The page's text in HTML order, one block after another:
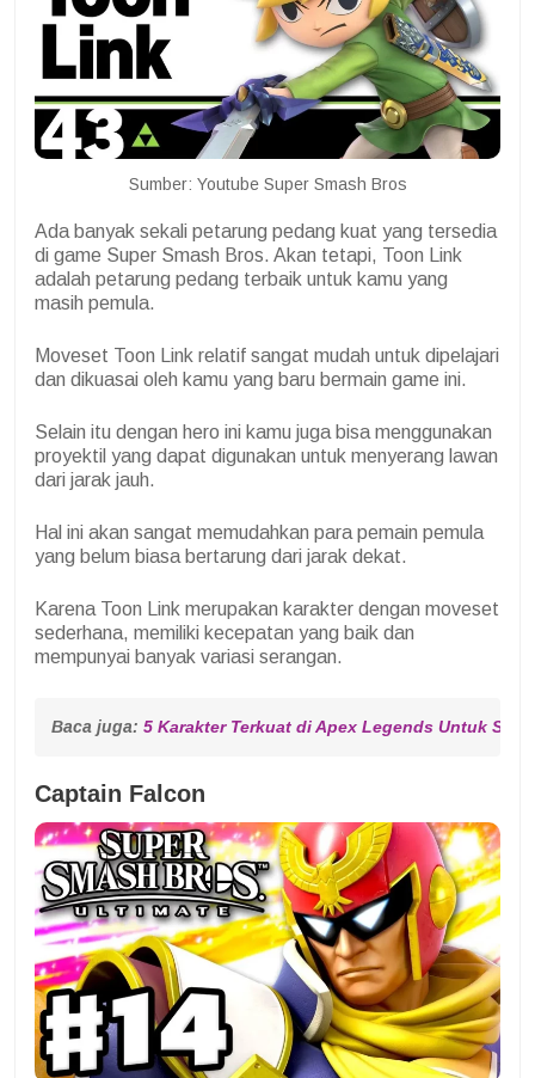
Sumber: Youtube Super Smash Bros
Ada banyak sekali petarung pedang kuat yang tersedia
di game Super Smash Bros. Akan tetapi, Toon Link
adalah petarung pedang terbaik untuk kamu yang
masih pemula.
Moveset Toon Link relatif sangat mudah untuk dipelajari
dan dikuasai oleh kamu yang baru bermain game ini.
Selain itu dengan hero ini kamu juga bisa menggunakan
proyektil yang dapat digunakan untuk menyerang lawan
dari jarak jauh.
Hal ini akan sangat memudahkan para pemain pemula
yang belum biasa bertarung dari jarak dekat.
Karena Toon Link merupakan karakter dengan moveset
sederhana, memiliki kecepatan yang baik dan
mempunyai banyak variasi serangan.
Baca juga: 5 Karakter Terkuat di Apex Legends Untuk
Captain Falcon